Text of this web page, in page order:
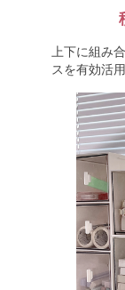
上下に組み
スを有効活